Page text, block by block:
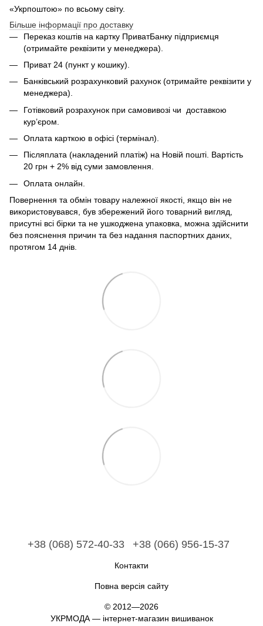
«Укрпоштою» по всьому світу.
Більше інформації про доставку
Переказ коштів на картку ПриватБанку підприємця
(отримайте реквізити у менеджера).
Приват 24 (пункт у кошику).
Банківський розрахунковий рахунок (отримайте реквізити у
менеджера).
Готівковий розрахунок при самовивозі чи доставкою
кур’єром.
Оплата карткою в офісі (термінал).
Післяплата (накладений платіж) на Новій пошті. Вартість
20 грн + 2% від суми замовлення.
Оплата онлайн.
Повернення та обмін товару належної якості, якщо він не
використовувався, був збережений його товарний вигляд,
присутні всі бірки та не ушкоджена упаковка, можна здійснити
без пояснення причин та без надання паспортних даних,
протягом 14 днів.
+38 (068) 572-40-33 +38 (066) 956-15-37
Контакти
Повна версія сайту
© 2012—2026
УКРМОДА — інтернет-магазин вишиванок